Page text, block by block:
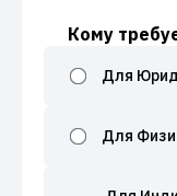
Кому
Для
Для